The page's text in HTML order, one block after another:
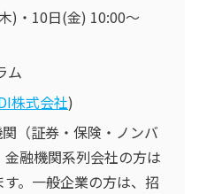
)・10日(金) 10:00～
ム
株式会社)
（証券・保険・ノンバ
融機関系列会社の方は
。一般企業の方は、招